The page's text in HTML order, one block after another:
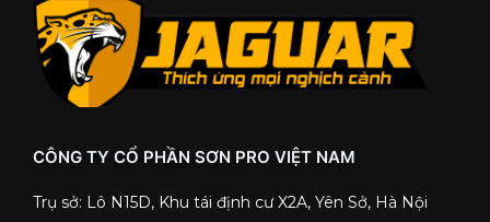
CÔNG TY CỔ PHẦN SƠN PRO VIỆT NAM
Trụ sở: Lô N15D, Khu tái định cư X2A, Yên Sở, Hà Nội